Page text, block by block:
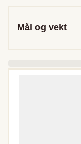
Mål og vekt